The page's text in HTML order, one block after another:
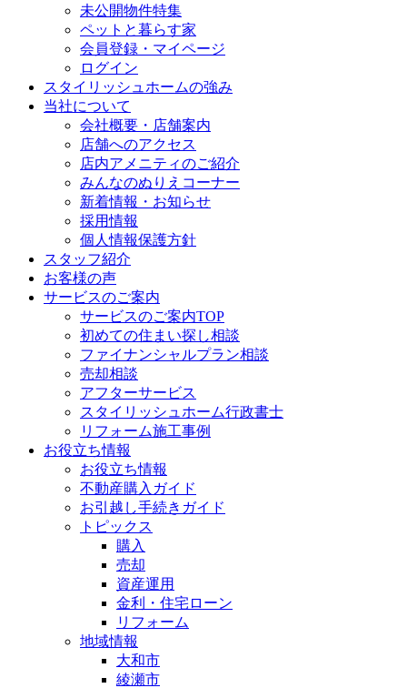
未公開物件特集
ペットと暮らす家
会員登録・マイページ
ログイン
スタイリッシュホームの強み
当社について
会社概要・店舗案内
店舗へのアクセス
店内アメニティのご紹介
みんなのぬりえコーナー
新着情報・お知らせ
採用情報
個人情報保護方針
スタッフ紹介
お客様の声
サービスのご案内
サービスのご案内TOP
初めての住まい探し相談
ファイナンシャルプラン相談
売却相談
アフターサービス
スタイリッシュホーム行政書士
リフォーム施工事例
お役立ち情報
お役立ち情報
不動産購入ガイド
お引越し手続きガイド
トピックス
購入
売却
資産運用
金利・住宅ローン
リフォーム
地域情報
大和市
綾瀬市